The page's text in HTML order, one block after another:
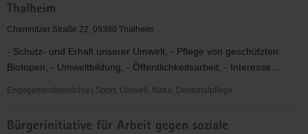
in
Deutschland
V.,
Thalheim
Thalheim
Chemnitzer Straße 22, 09380 Thalheim
- Schutz- und Erhalt unserer Umwelt, - Pflege von geschützten
Biotopen, - Umweltbildung, - Öffentlichkeitsarbeit, - Interesse...
Engagementbereich(e) Sport, Umwelt, Natur, Denkmalpflege
für
Bürgerinitiative für Arbeit gegen soziale